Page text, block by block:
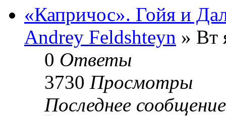
«Капричос». Гойя и
Andrey Feldshteyn » Вт
0 Ответы
3730 Просмотры
Последнее